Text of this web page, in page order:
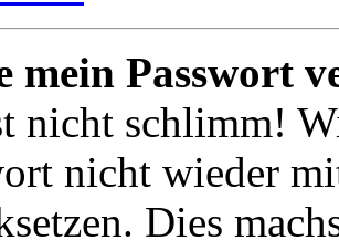
mein Passwort
nicht schlimm!
nicht wieder
Dies